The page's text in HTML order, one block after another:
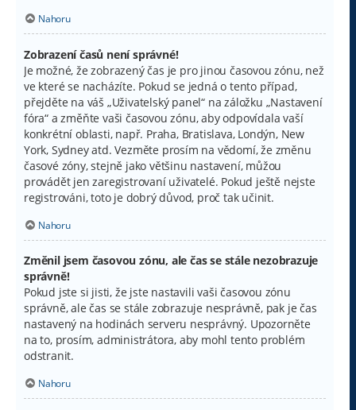
Nahoru
Zobrazení časů není správné!
Je možné, že zobrazený čas je pro jinou časovou zónu, než
ve které se nacházíte. Pokud se jedná o tento případ,
přejděte na váš „Uživatelský panel“ na záložku „Nastavení
fóra“ a změňte vaši časovou zónu, aby odpovídala vaší
konkrétní oblasti, např. Praha, Bratislava, Londýn, New
York, Sydney atd. Vezměte prosím na vědomí, že změnu
časové zóny, stejně jako většinu nastavení, můžou
provádět jen zaregistrovaní uživatelé. Pokud ještě nejste
registrováni, toto je dobrý důvod, proč tak učinit.
Nahoru
Změnil jsem časovou zónu, ale čas se stále nezobrazuje
správně!
Pokud jste si jisti, že jste nastavili vaši časovou zónu
správně, ale čas se stále zobrazuje nesprávně, pak je čas
nastavený na hodinách serveru nesprávný. Upozorněte
na to, prosím, administrátora, aby mohl tento problém
odstranit.
Nahoru